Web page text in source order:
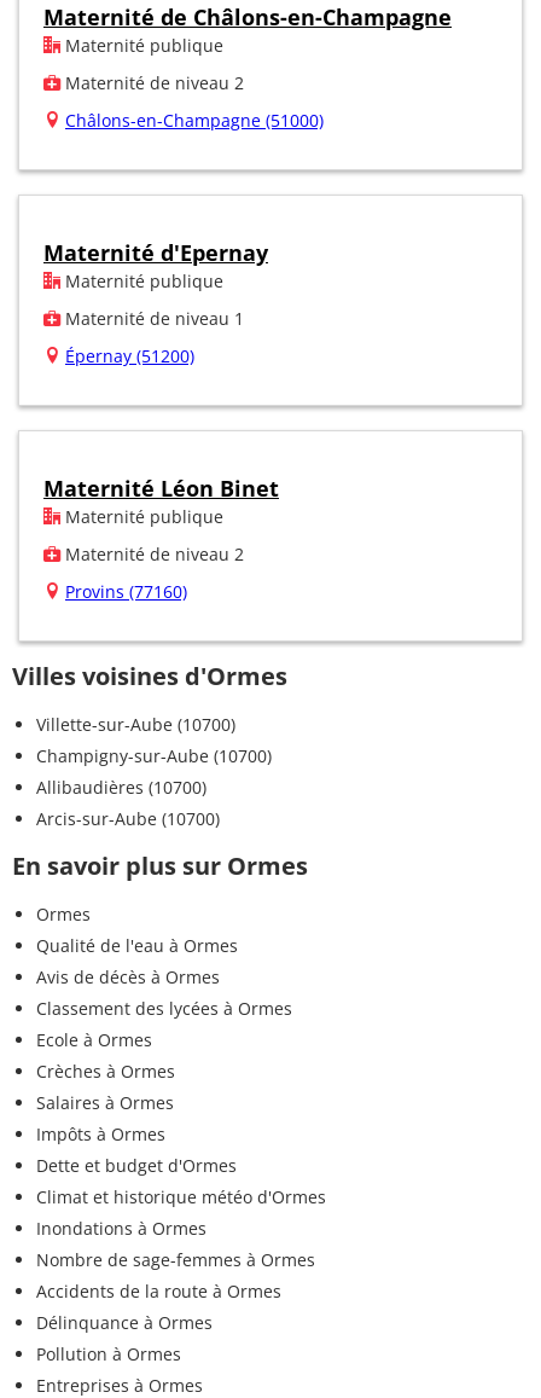
Maternité de Châlons-en-Champagne
Maternité publique
Maternité de niveau 2
Châlons-en-Champagne (51000)
Maternité d'Epernay
Maternité publique
Maternité de niveau 1
Épernay (51200)
Maternité Léon Binet
Maternité publique
Maternité de niveau 2
Provins (77160)
Villes voisines d'Ormes
Villette-sur-Aube (10700)
Champigny-sur-Aube (10700)
Allibaudières (10700)
Arcis-sur-Aube (10700)
En savoir plus sur Ormes
Ormes
Qualité de l'eau à Ormes
Avis de décès à Ormes
Classement des lycées à Ormes
Ecole à Ormes
Crèches à Ormes
Salaires à Ormes
Impôts à Ormes
Dette et budget d'Ormes
Climat et historique météo d'Ormes
Inondations à Ormes
Nombre de sage-femmes à Ormes
Accidents de la route à Ormes
Délinquance à Ormes
Pollution à Ormes
Entreprises à Ormes